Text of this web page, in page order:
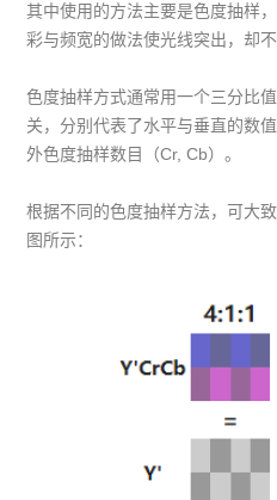
其中使用的方法主要是色度抽样
彩与频宽的做法使光线突出，却
色度抽样方式通常用一个三分比
关，分别代表了水平与垂直的数
外色度抽样数目（Cr, Cb）。
根据不同的色度抽样方法，可大
图所示：